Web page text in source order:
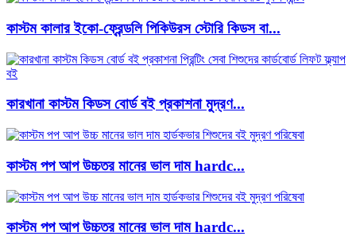
কাস্টম কালার ইকো-ফ্রেন্ডলি পিকিউরস স্টোরি কিডস বা...
কারখানা কাস্টম কিডস বোর্ড বই প্রকাশনা মুদ্রণ...
কাস্টম পপ আপ উচ্চতর মানের ভাল দাম hardc...
কাস্টম পপ আপ উচ্চতর মানের ভাল দাম hardc...